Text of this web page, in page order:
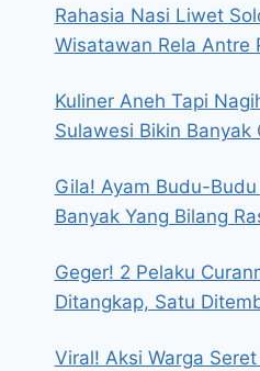
Rahasia Nasi Liwet
Wisatawan Rela Antre
Kuliner Aneh Tapi
Sulawesi Bikin Banyak
Gila! Ayam Budu-
Banyak Yang Bilang
Geger! 2 Pelaku
Ditangkap, Satu
Viral! Aksi Warga